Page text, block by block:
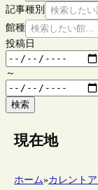
記事種別
検索した
館種 検索したい館種
投稿日
～
検索
現在地
ホーム»カレント